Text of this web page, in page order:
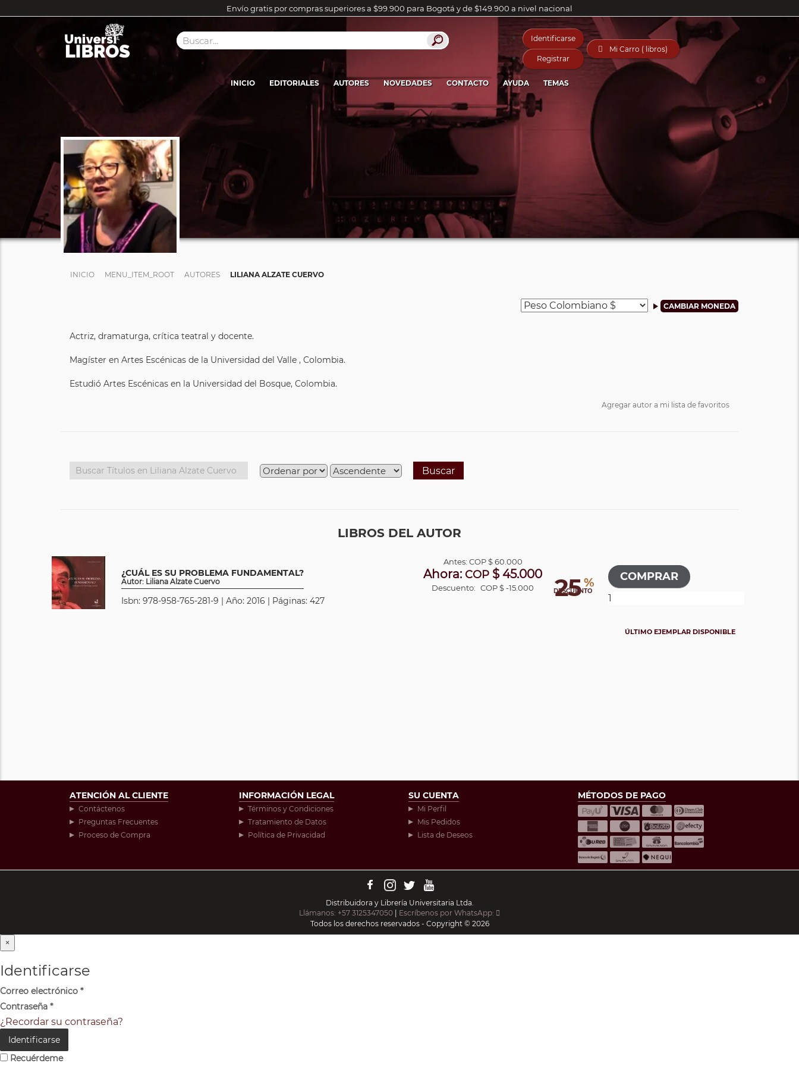
Envío gratis por compras superiores a $99.900 para Bogotá y de $149.900 a nivel nacional
Identificarse
Registrar
 Mi Carro ( libros)
INICIO EDITORIALES AUTORES NOVEDADES CONTACTO AYUDA TEMAS
INICIO MENU_ITEM_ROOT AUTORES LILIANA ALZATE CUERVO
Actriz, dramaturga, crítica teatral y docente.
Magíster en Artes Escénicas de la Universidad del Valle , Colombia.
Estudió Artes Escénicas en la Universidad del Bosque, Colombia.
Agregar autor a mi lista de favoritos
Buscar
LIBROS DEL AUTOR
¿CUÁL ES SU PROBLEMA FUNDAMENTAL?
Autor: Liliana Alzate Cuervo
Isbn: 978-958-765-281-9 | Año: 2016 | Páginas: 427 25 %
DESCUENTO
Antes: COP$ 60.000
Ahora: COP $ 45.000
Descuento: COP $ -15.000
ÚLTIMO EJEMPLAR DISPONIBLE
ATENCIÓN AL CLIENTE
Contáctenos
Preguntas Frecuentes
Proceso de Compra
INFORMACIÓN LEGAL
Términos y Condiciones
Tratamiento de Datos
Política de Privacidad
SU CUENTA
Mi Perfil
Mis Pedidos
Lista de Deseos
MÉTODOS DE PAGO
Distribuidora y Librería Universitaria Ltda.
Llámanos: +57 3125347050
Escríbenos por WhatsApp:
Todos los derechos reservados - Copyright © 2026
×
Identificarse
Correo electrónico *
Contraseña *
¿Recordar su contraseña?
Identificarse
Recuérdeme